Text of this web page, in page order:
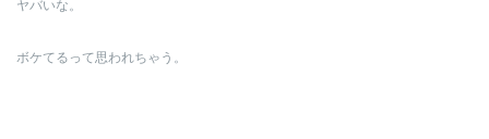
ヤバいな。
ボケてるって思われちゃう。